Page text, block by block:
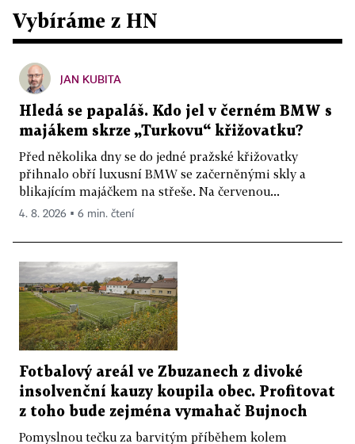
Vybíráme z HN
JAN KUBITA
Hledá se papaláš. Kdo jel v černém BMW s
majákem skrze „Turkovu“ křižovatku?
Před několika dny se do jedné pražské křižovatky
přihnalo obří luxusní BMW se začerněnými skly a
blikajícím majáčkem na střeše. Na červenou...
4. 8. 2026 ▪ 6 min. čtení
Fotbalový areál ve Zbuzanech z divoké
insolvenční kauzy koupila obec. Profitovat
z toho bude zejména vymahač Bujnoch
Pomyslnou tečku za barvitým příběhem kolem